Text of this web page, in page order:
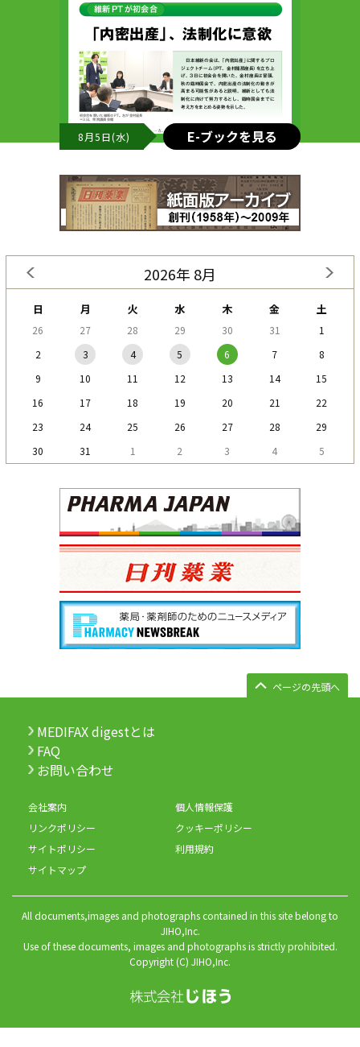
8月5日(水) E-ブックを見る
2026年 8月
日 月 火 水 木 金 土
26 27 28 29 30 31
1
2
3 4 5 6 7
8
9
10 11 12 13 14
15
16
17 18 19 20 21
22
23
24 25 26 27 28
29
30
31 1 2 3 4 5
ページの先頭へ
MEDIFAX digestとは
FAQ
お問い合わせ
会社案内
個人情報保護
リンクポリシー
クッキーポリシー
サイトポリシー
利用規約
サイトマップ
All documents,images and photographs contained in this site belong to
JIHO,Inc.
Use of these documents, images and photographs is strictly prohibited.
Copyright (C) JIHO,Inc.